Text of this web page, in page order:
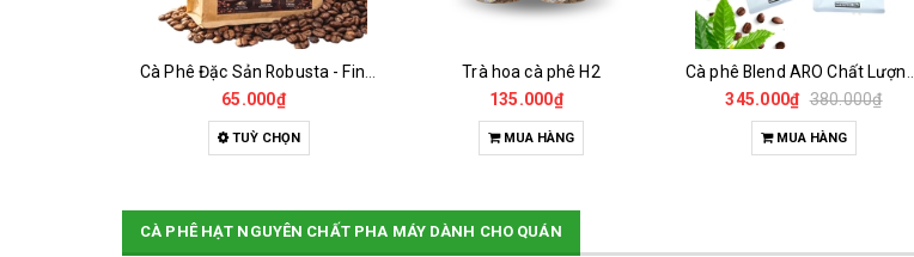
65.000₫
TUỲ CHỌN
Trà hoa cà phê H2
135.000₫
MUA HÀNG
345.000₫ 380.000₫
MUA HÀNG
CÀ PHÊ HẠT NGUYÊN CHẤT PHA MÁY DÀNH CHO QUÁN